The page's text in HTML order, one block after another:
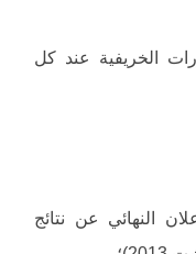
الخريفية عند كل
النهائي عن نتائج